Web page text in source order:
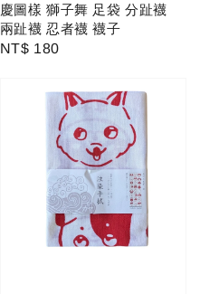
慶圖樣 獅子舞 足袋 分趾襪
兩趾襪 忍者襪 襪子
Regular
NT$ 180